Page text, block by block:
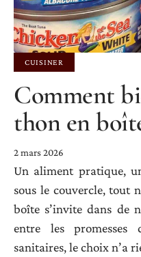
CUISINER
Comment
thon en
2 mars 2026
Un aliment pratique,
sous le couvercle, tout
boîte s’invite dans de
entre les
sanitaires, le choix n’a